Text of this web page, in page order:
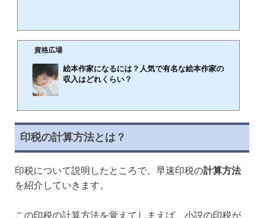
資格広場
絵本作家になるには？人気で有名な絵本作家の
収入はどれくらい？
絵本作家とは、物語を考え、絵を描き、絵本として作り上げる仕事のことです。現在では子供
向けの絵本だけではなく、大人向けの絵本まで幅広い作品が出版されていて、多くの年代の方
に支持されて需要が高まってきています。そんな魅力ある絵本作家になるには、コンクールに
応募する以外にどのような方法があるのでしょうか？この記事では、人気のある有名な絵本作
うな手段や方法があるのか、考えたことはありますか？コンテストに応募し受賞すれ...
印税の計算方法とは？
印税について説明したところで、早速印税の計算方法
を紹介していきます。
この印税の計算方法を覚えてしまえば、小説の印税が